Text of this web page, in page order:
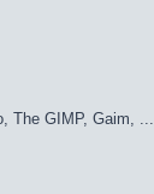
The GIMP, Gaim, ...